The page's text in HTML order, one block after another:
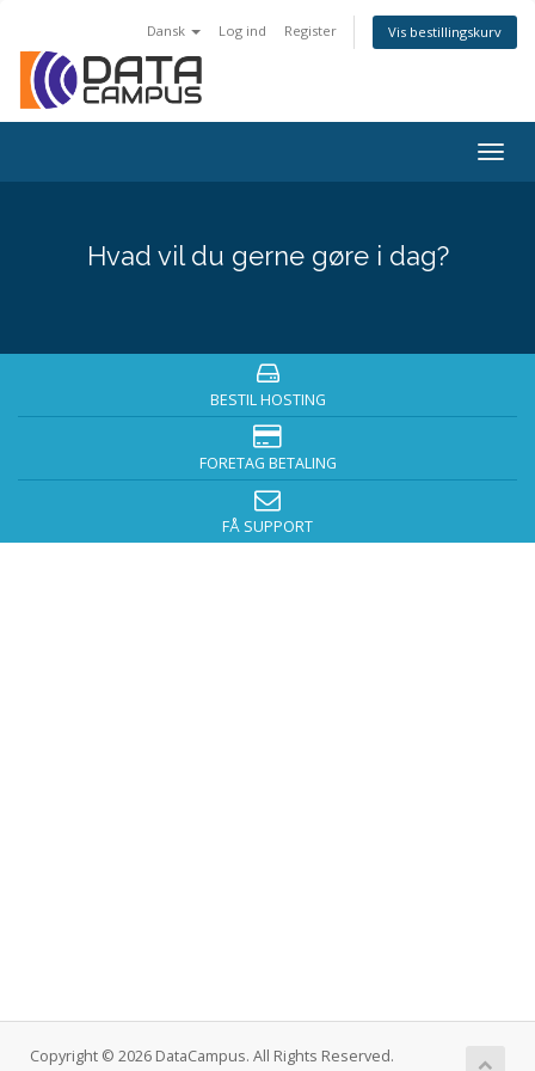
Dansk Log ind Register Vis bestillingskurv
Hvad vil du gerne gøre i dag?
BESTIL HOSTING
FORETAG BETALING
FÅ SUPPORT
Copyright © 2026 DataCampus. All Rights Reserved.